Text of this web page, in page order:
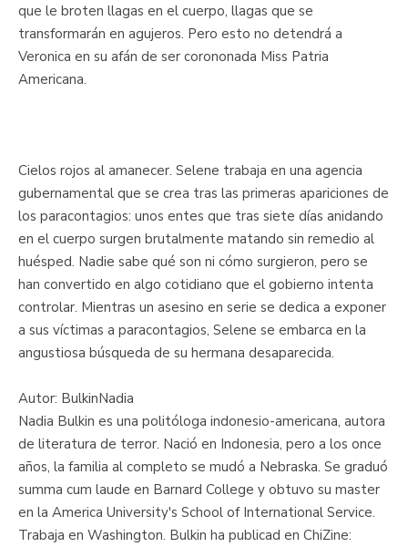
que le broten llagas en el cuerpo, llagas que se
transformarán en agujeros. Pero esto no detendrá a
Veronica en su afán de ser corononada Miss Patria
Americana.
Cielos rojos al amanecer. Selene trabaja en una agencia
gubernamental que se crea tras las primeras apariciones de
los paracontagios: unos entes que tras siete días anidando
en el cuerpo surgen brutalmente matando sin remedio al
huésped. Nadie sabe qué son ni cómo surgieron, pero se
han convertido en algo cotidiano que el gobierno intenta
controlar. Mientras un asesino en serie se dedica a exponer
a sus víctimas a paracontagios, Selene se embarca en la
angustiosa búsqueda de su hermana desaparecida.
Autor: BulkinNadia
Nadia Bulkin es una politóloga indonesio-americana, autora
de literatura de terror. Nació en Indonesia, pero a los once
años, la familia al completo se mudó a Nebraska. Se graduó
summa cum laude en Barnard College y obtuvo su master
en la America University's School of International Service.
Trabaja en Washington. Bulkin ha publicad en ChiZine: